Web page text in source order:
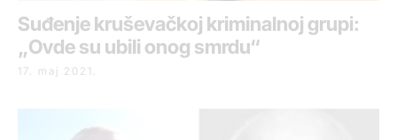
Suđenje kruševačkoj kriminalnoj grupi:
„Ovde su ubili onog smrdu“
17. maj 2021.